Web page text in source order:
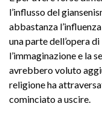
l’influsso del
abbastanza
una parte dell’opera
l’immaginazione e la
avrebbero voluto
religione ha
cominciato a uscire.